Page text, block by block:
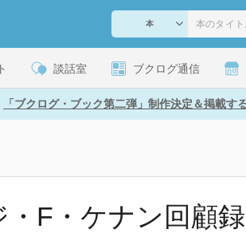
談話室 ブクログ通信
「ブクログ・ブック第二弾」制作決定＆掲載す
・F・ケナン回顧